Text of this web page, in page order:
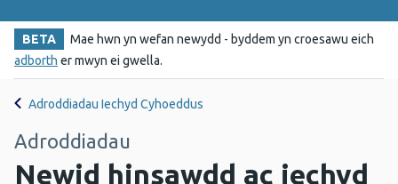
BETA
Mae hwn yn wefan newydd - byddem yn croesawu eich
adborth er mwyn ei gwella.
Adroddiadau Iechyd Cyhoeddus
Adroddiadau
Newid hinsawdd ac iechyd